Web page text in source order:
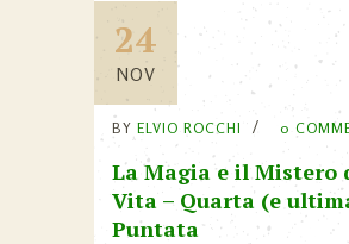
24
NOV
BY ELVIO ROCCHI 0
La Magia e il Mistero
Vita – Quarta (e
Puntata